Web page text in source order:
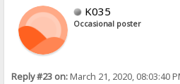
K035
Occasional poster
Reply #23 on:March 21, 2020, 08:03:40